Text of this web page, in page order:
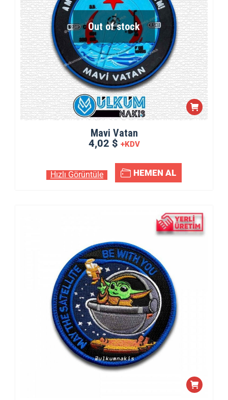
Out of stock
Mavi Vatan
4,02 $ +KDV
Hızlı Görüntüle HEMEN AL